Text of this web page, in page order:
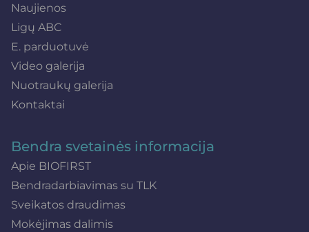
Naujienos
Ligų ABC
E. parduotuvė
Video galerija
Nuotraukų galerija
Kontaktai
Bendra svetainės informacija
Apie BIOFIRST
Bendradarbiavimas su TLK
Sveikatos draudimas
Mokėjimas dalimis